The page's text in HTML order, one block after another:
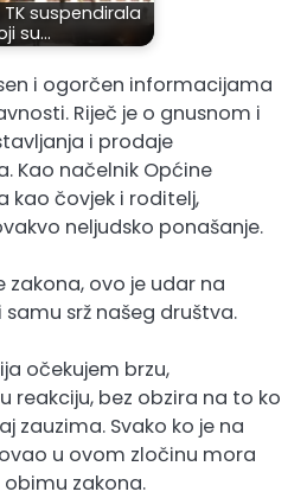
suspendirala
su…
i ogorčen informacijama
Riječ je o gnusnom i
i prodaje
Kao načelnik Općine
kao čovjek i roditelj,
neljudsko ponašanje.
zakona, ovo je udar na
srž našeg društva.
očekujem brzu,
reakciju, bez obzira na to ko
zauzima. Svako ko je na
u ovom zločinu mora
zakona.